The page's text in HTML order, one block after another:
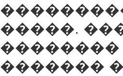
�����.
�������